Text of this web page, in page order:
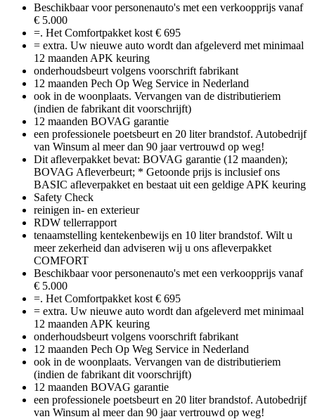
Beschikbaar voor personenauto's met een verkoopprijs vanaf
€ 5.000
=. Het Comfortpakket kost € 695
= extra. Uw nieuwe auto wordt dan afgeleverd met minimaal
12 maanden APK keuring
onderhoudsbeurt volgens voorschrift fabrikant
12 maanden Pech Op Weg Service in Nederland
ook in de woonplaats. Vervangen van de distributieriem
(indien de fabrikant dit voorschrijft)
12 maanden BOVAG garantie
een professionele poetsbeurt en 20 liter brandstof. Autobedrijf
van Winsum al meer dan 90 jaar vertrouwd op weg!
Dit afleverpakket bevat: BOVAG garantie (12 maanden);
BOVAG Afleverbeurt; * Getoonde prijs is inclusief ons
BASIC afleverpakket en bestaat uit een geldige APK keuring
Safety Check
reinigen in- en exterieur
RDW tellerrapport
tenaamstelling kentekenbewijs en 10 liter brandstof. Wilt u
meer zekerheid dan adviseren wij u ons afleverpakket
COMFORT
Beschikbaar voor personenauto's met een verkoopprijs vanaf
€ 5.000
=. Het Comfortpakket kost € 695
= extra. Uw nieuwe auto wordt dan afgeleverd met minimaal
12 maanden APK keuring
onderhoudsbeurt volgens voorschrift fabrikant
12 maanden Pech Op Weg Service in Nederland
ook in de woonplaats. Vervangen van de distributieriem
(indien de fabrikant dit voorschrijft)
12 maanden BOVAG garantie
een professionele poetsbeurt en 20 liter brandstof. Autobedrijf
van Winsum al meer dan 90 jaar vertrouwd op weg!